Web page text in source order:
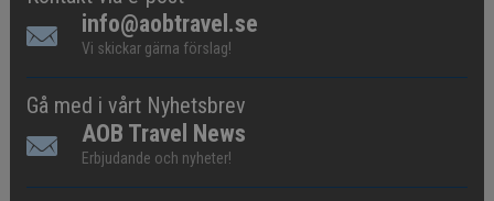
info@aobtravel.se
Vi skickar gärna förslag!
Gå med i vårt Nyhetsbrev
AOB Travel News
Erbjudande och nyheter!